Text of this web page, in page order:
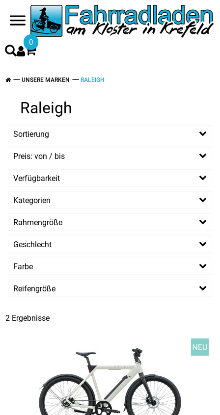
0
UNSERE MARKEN RALEIGH
Raleigh
Sortierung
Preis: von / bis
EUR
Verfügbarkeit
Kategorien
E-Räder
Rahmengröße
61 cm
Geschlecht
Herren
Farbe
Reifengröße
2 Ergebnisse